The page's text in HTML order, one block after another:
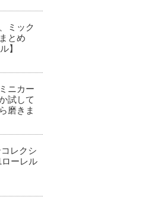
ミック
とめ
】
ニカー
試して
磨きま
レクシ
ローレル